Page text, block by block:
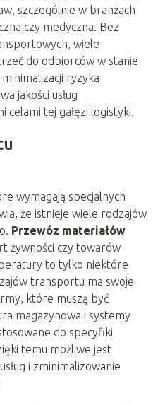
szczególnie w branżach
czy medyczna. Bez
wiele
do odbiorców w stanie
ryzyka
jakości usług
celami tej gałęzi logistyki.
wymagają specjalnych
że istnieje wiele rodzajów
Przewóz materiałów
żywności czy towarów
to tylko niektóre
transportu ma swoje
które muszą być
magazynowa i systemy
do specyfiki
temu możliwe jest
i zminimalizowanie